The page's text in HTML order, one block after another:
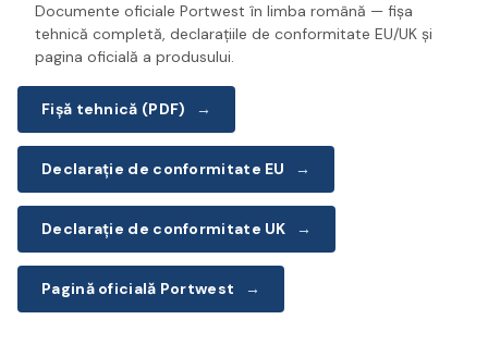
Documente oficiale Portwest în limba română — fișa
tehnică completă, declarațiile de conformitate EU/UK și
pagina oficială a produsului.
Fișă tehnică (PDF) →
Declarație de conformitate EU →
Declarație de conformitate UK →
Pagină oficială Portwest →